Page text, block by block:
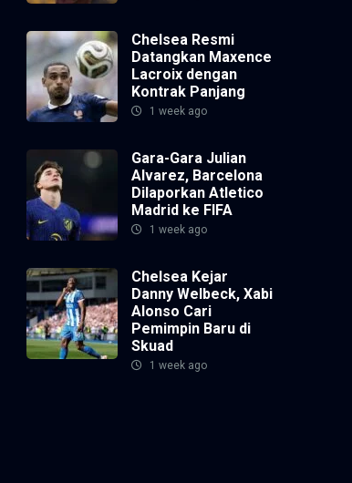
Chelsea Resmi
Datangkan Maxence
Lacroix dengan
Kontrak Panjang
1 week ago
Gara-Gara Julian
Alvarez, Barcelona
Dilaporkan Atletico
Madrid ke FIFA
1 week ago
Chelsea Kejar
Danny Welbeck, Xabi
Alonso Cari
Pemimpin Baru di
Skuad
1 week ago